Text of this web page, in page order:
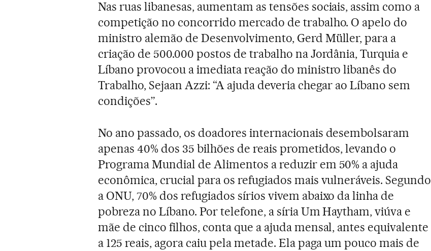
Nas ruas libanesas, aumentam as tensões sociais, assim como a
competição no concorrido mercado de trabalho. O apelo do
ministro alemão de Desenvolvimento, Gerd Müller, para a
criação de 500.000 postos de trabalho na Jordânia, Turquia e
Líbano provocou a imediata reação do ministro libanês do
Trabalho, Sejaan Azzi: “A ajuda deveria chegar ao Líbano sem
condições”.
No ano passado, os doadores internacionais desembolsaram
apenas 40% dos 35 bilhões de reais prometidos, levando o
Programa Mundial de Alimentos a reduzir em 50% a ajuda
econômica, crucial para os refugiados mais vulneráveis. Segundo
a ONU, 70% dos refugiados sírios vivem abaixo da linha de
pobreza no Líbano. Por telefone, a síria Um Haytham, viúva e
mãe de cinco filhos, conta que a ajuda mensal, antes equivalente
a 125 reais, agora caiu pela metade. Ela paga um pouco mais de